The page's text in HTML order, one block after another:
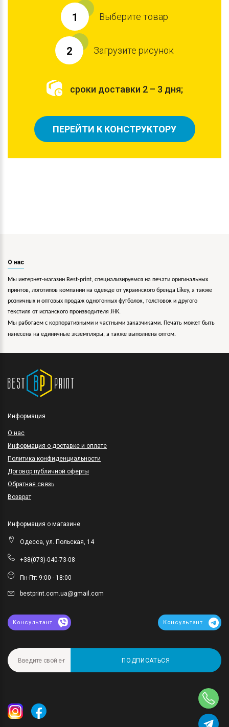
1 Выберите товар
2 Загрузите рисунок
сроки доставки 2 – 3 дня;
ПЕРЕЙТИ К КОНСТРУКТОРУ
О нас
Мы интернет-магазин Best-print, специализируемся на печати оригинальных
принтов, логотипов компании на одежде от украинского бренда Likey, а также
розничных и оптовых продаж однотонных футболок, толстовок и другого
текстиля от испанского производителя JHK.
Мы работаем с корпоративными и частными заказчиками. Печать может быть
нанесена на единичные экземпляры, а также выполнена оптом.
Информация
O нас
Информация о доставке и оплате
Политика конфиденциальности
Договор публичной оферты
Обратная связь
Возврат
Информация о магазине
Одесса, ул. Польская, 14
+38(073)-040-73-08
Пн-Пт: 9:00 - 18:00
bestprint.com.ua@gmail.com
Консультант Консультант
ПОДПИСАТЬСЯ